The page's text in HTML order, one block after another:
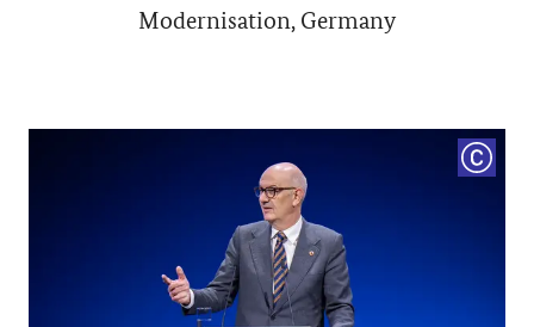
Modernisation, Germany